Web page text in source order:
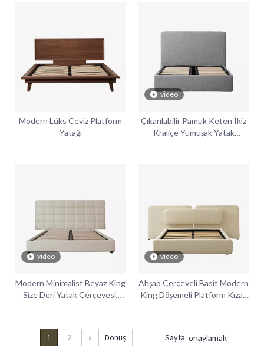
Modern Lüks Ceviz Platform
Yatağı
video
Çıkarılabilir Pamuk Keten İkiz
Kraliçe Yumuşak Yatak
video
Modern Minimalist Beyaz King
Size Deri Yatak Çerçevesi,
video
Ahşap Çerçeveli Basit Modern
King Döşemeli Platform Kızak
1 2 » Dönüş Sayfa onaylamak